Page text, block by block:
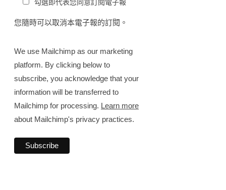
勾選即代表您同意訂閱電子報
您隨時可以取消本電子報的訂閱。
We use Mailchimp as our marketing
platform. By clicking below to
subscribe, you acknowledge that your
information will be transferred to
Mailchimp for processing. Learn more
about Mailchimp's privacy practices.